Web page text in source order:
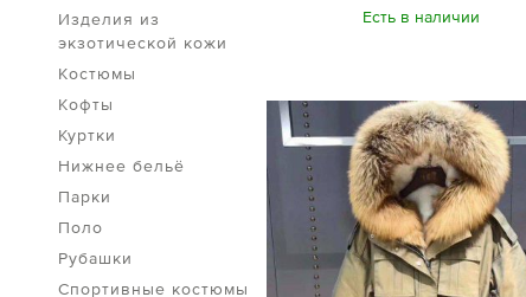
Изделия из
экзотической кожи
Костюмы
Кофты
Куртки
Нижнее бельё
Парки
Поло
Рубашки
Спортивные костюмы
Есть в наличии